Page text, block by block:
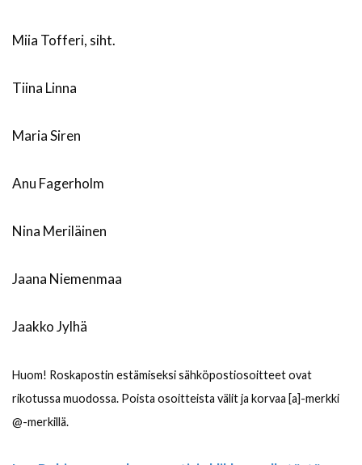
Miia Tofferi, siht.
Tiina Linna
Maria Siren
Anu Fagerholm
Nina Meriläinen
Jaana Niemenmaa
Jaakko Jylhä
Huom! Roskapostin estämiseksi sähköpostiosoitteet ovat
rikotussa muodossa. Poista osoitteista välit ja korvaa [a]-merkki
@-merkillä.